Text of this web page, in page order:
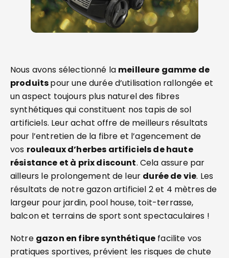
Nous avons sélectionné la meilleure gamme de
produitspour une durée d’utilisation rallongée et
un aspect toujours plus naturel des fibres
synthétiques qui constituent nos tapis de sol
artificiels. Leur achat offre de meilleurs résultats
pour l’entretien de la fibre et l’agencement de
vos rouleaux d’herbes artificiels de haute
résistance et à prix discount. Cela assure par
ailleurs le prolongement de leur durée de vie. Les
résultats de notre gazon artificiel 2 et 4 mètres de
largeur pour jardin, pool house, toit-terrasse,
balcon et terrains de sport sont spectaculaires !
Notre gazon en fibre synthétique facilite vos
pratiques sportives, prévient les risques de chute